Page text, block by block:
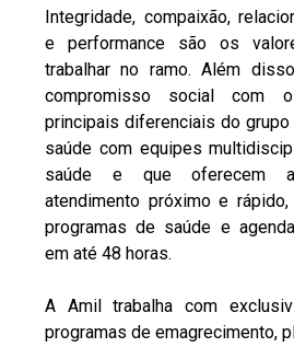
Integridade, compaixão,
e performance são os
trabalhar no ramo. Além
compromisso social com
principais diferenciais do
saúde com equipes
saúde e que oferecem
atendimento próximo e
programas de saúde e
em até 48 horas.
A Amil trabalha com
programas de emagrecimento,